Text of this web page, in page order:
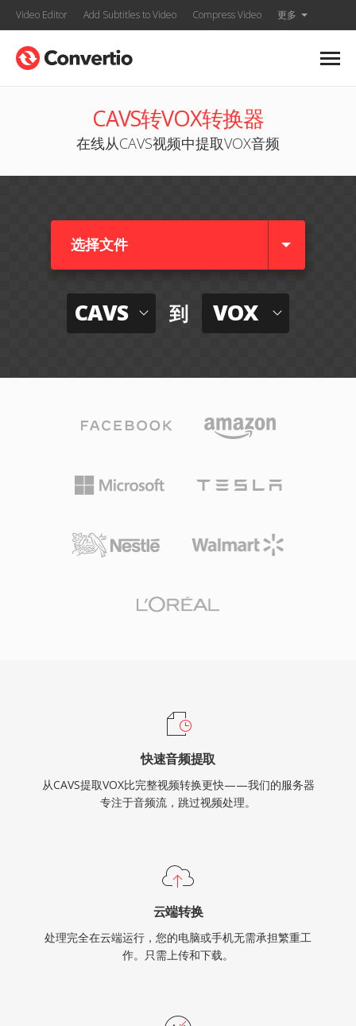
Video Editor Add Subtitles to Video Compress Video 更多
CAVS转VOX转换器
在线从CAVS视频中提取VOX音频
选择文件
CAVS 到 VOX
快速音频提取
从CAVS提取VOX比完整视频转换更快——我们的服务器
专注于音频流，跳过视频处理。
云端转换
处理完全在云端运行，您的电脑或手机无需承担繁重工
作。只需上传和下载。